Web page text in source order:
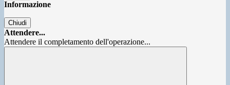
Informazione
Chiudi
Attendere...
Attendere il completamento dell'operazione...